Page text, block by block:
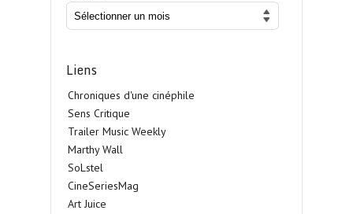
Liens
Chroniques d'une cinéphile
Sens Critique
Trailer Music Weekly
Marthy Wall
SoLstel
CineSeriesMag
Art Juice